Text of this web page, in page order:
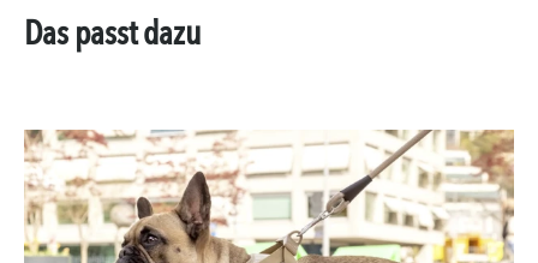
Das passt dazu